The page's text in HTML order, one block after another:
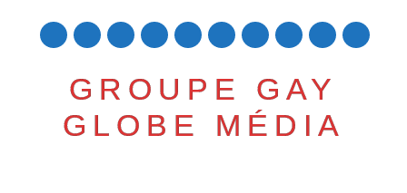
GROUPE GAY
GLOBE MÉDIA